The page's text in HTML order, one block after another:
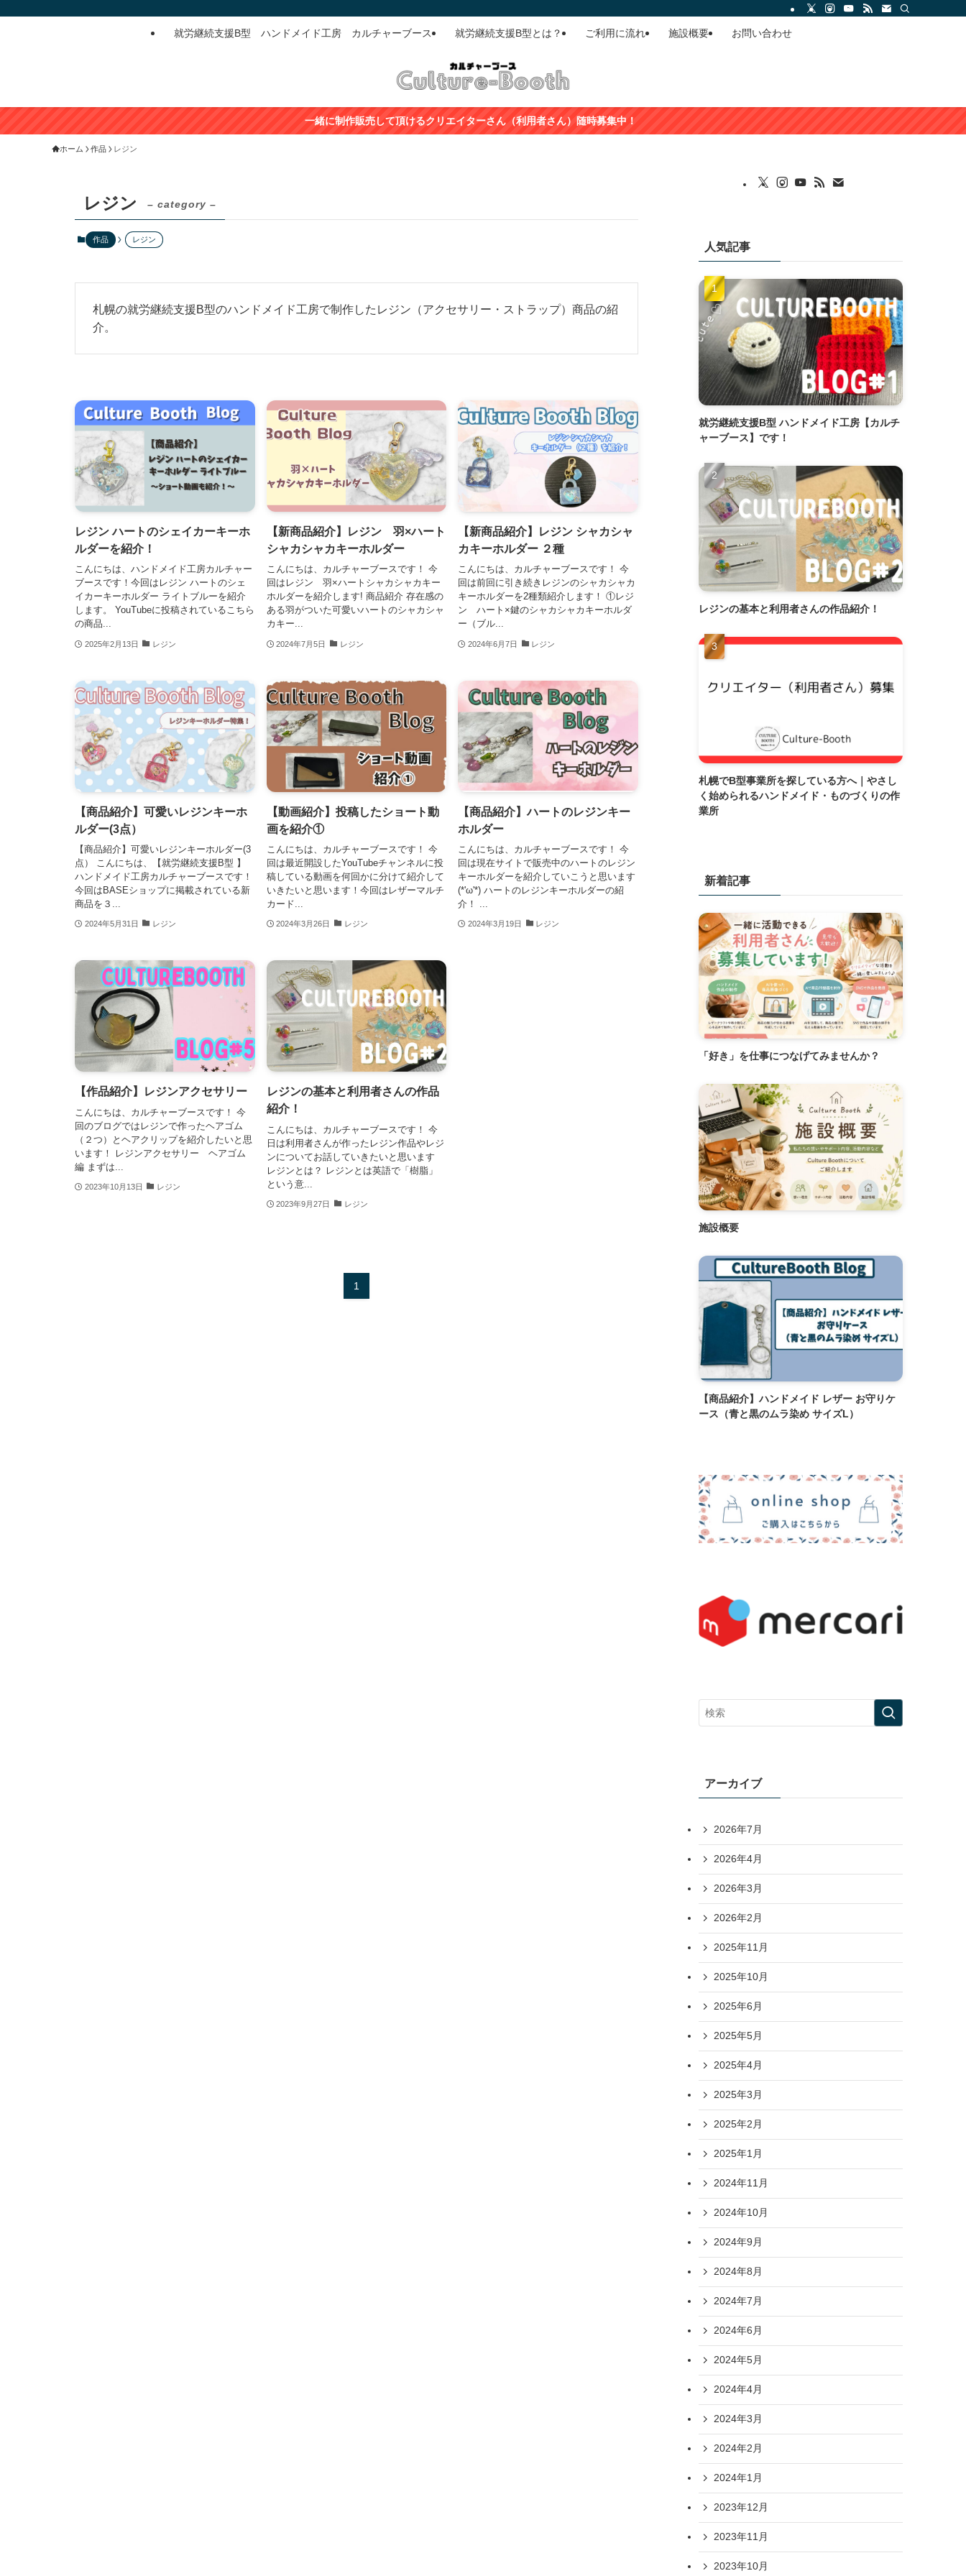
就労継続支援B型 ハンドメイド工房 カルチャーブース 就労継続支援B型とは？ ご利用に流れ 施設概要 お問い合わせ
一緒に制作販売して頂けるクリエイターさん（利用者さん）随時募集中！
ホーム 作品 レジン
レジン – category –
作品 レジン
札幌の就労継続支援B型のハンドメイド工房で制作したレジン（アクセサリー・ストラップ）商品の紹
介。
レジン ハートのシェイカーキーホ
ルダーを紹介！
こんにちは、ハンドメイド工房カルチャー
ブースです！今回はレジン ハートのシェ
イカーキーホルダー ライトブルーを紹介
します。 YouTubeに投稿されているこちら
の商品...
2025年2月13日 レジン
【新商品紹介】レジン 羽×ハート
シャカシャカキーホルダー
こんにちは、カルチャーブースです！ 今
回はレジン 羽×ハートシャカシャカキー
ホルダーを紹介します! 商品紹介 存在感の
ある羽がついた可愛いハートのシャカシャ
カキー...
2024年7月5日 レジン
【新商品紹介】レジン シャカシャ
カキーホルダー ２種
こんにちは、カルチャーブースです！ 今
回は前回に引き続きレジンのシャカシャカ
キーホルダーを2種類紹介します！ ①レジ
ン ハート×鍵のシャカシャカキーホルダ
ー（ブル...
2024年6月7日 レジン
【商品紹介】可愛いレジンキーホ
ルダー(3点）
【商品紹介】可愛いレジンキーホルダー(3
点） こんにちは、【就労継続支援B型 】
ハンドメイド工房カルチャーブースです！
今回はBASEショップに掲載されている新
商品を３...
2024年5月31日 レジン
【動画紹介】投稿したショート動
画を紹介①
こんにちは、カルチャーブースです！ 今
回は最近開設したYouTubeチャンネルに投
稿している動画を何回かに分けて紹介して
いきたいと思います！今回はレザーマルチ
カード...
2024年3月26日 レジン
【商品紹介】ハートのレジンキー
ホルダー
こんにちは、カルチャーブースです！ 今
回は現在サイトで販売中のハートのレジン
キーホルダーを紹介していこうと思います
(*'ω'*) ハートのレジンキーホルダーの紹
介！ ...
2024年3月19日 レジン
【作品紹介】レジンアクセサリー
こんにちは、カルチャーブースです！ 今
回のブログではレジンで作ったヘアゴム
（２つ）とヘアクリップを紹介したいと思
います！ レジンアクセサリー ヘアゴム
編 まずは...
2023年10月13日 レジン
レジンの基本と利用者さんの作品
紹介！
こんにちは、カルチャーブースです！ 今
日は利用者さんが作ったレジン作品やレジ
ンについてお話していきたいと思います
レジンとは？ レジンとは英語で「樹脂」
という意...
2023年9月27日 レジン
1
人気記事
就労継続支援B型 ハンドメイド工房【カルチ
ャーブース】です！
レジンの基本と利用者さんの作品紹介！
札幌でB型事業所を探している方へ｜やさし
く始められるハンドメイド・ものづくりの作
業所
新着記事
「好き」を仕事につなげてみませんか？
施設概要
【商品紹介】ハンドメイド レザー お守りケ
ース（青と黒のムラ染め サイズL）
アーカイブ
2026年7月
2026年4月
2026年3月
2026年2月
2025年11月
2025年10月
2025年6月
2025年5月
2025年4月
2025年3月
2025年2月
2025年1月
2024年11月
2024年10月
2024年9月
2024年8月
2024年7月
2024年6月
2024年5月
2024年4月
2024年3月
2024年2月
2024年1月
2023年12月
2023年11月
2023年10月